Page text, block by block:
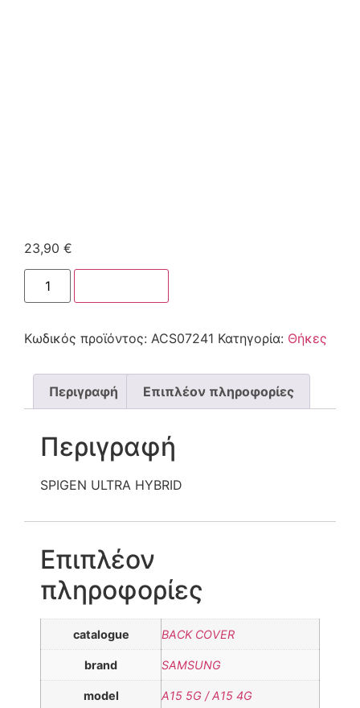
23,90 €
Κωδικός προϊόντος: ACS07241 Κατηγορία: Θήκες
Περιγραφή Επιπλέον πληροφορίες
Περιγραφή
SPIGEN ULTRA HYBRID
Επιπλέον
πληροφορίες
catalogue BACK COVER
brand SAMSUNG
model A15 5G / A15 4G